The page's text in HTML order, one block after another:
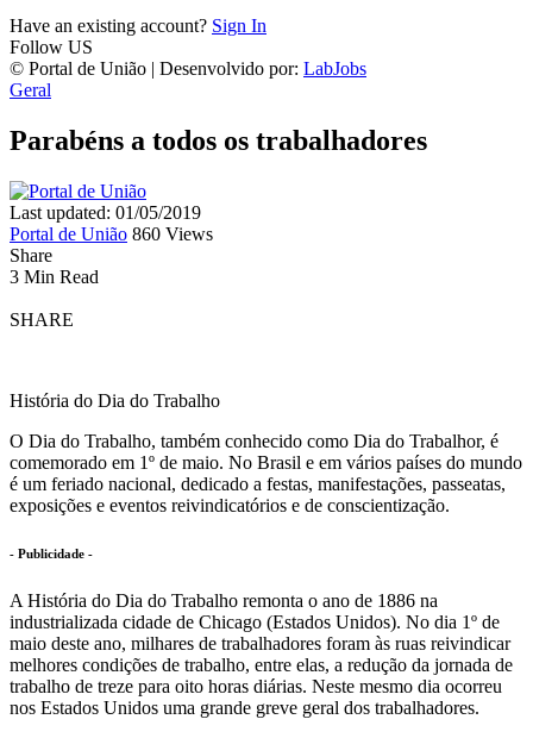
Have an existing account? Sign In
Follow US
© Portal de União | Desenvolvido por: LabJobs
Geral
Parabéns a todos os trabalhadores
Last updated: 01/05/2019
Portal de União 860 Views
Share
3 Min Read
SHARE
História do Dia do Trabalho
O Dia do Trabalho, também conhecido como Dia do Trabalhor, é
comemorado em 1º de maio. No Brasil e em vários países do mundo
é um feriado nacional, dedicado a festas, manifestações, passeatas,
exposições e eventos reivindicatórios e de conscientização.
- Publicidade -
A História do Dia do Trabalho remonta o ano de 1886 na
industrializada cidade de Chicago (Estados Unidos). No dia 1º de
maio deste ano, milhares de trabalhadores foram às ruas reivindicar
melhores condições de trabalho, entre elas, a redução da jornada de
trabalho de treze para oito horas diárias. Neste mesmo dia ocorreu
nos Estados Unidos uma grande greve geral dos trabalhadores.